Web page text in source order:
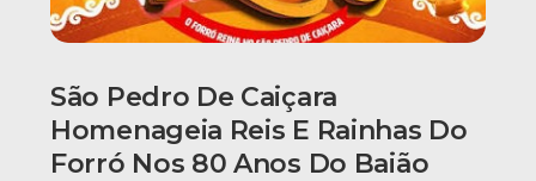
São Pedro De Caiçara
Homenageia Reis E Rainhas Do
Forró Nos 80 Anos Do Baião